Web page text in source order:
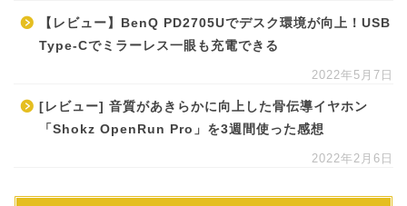
【レビュー】BenQ PD2705Uでデスク環境が向上！USB
Type-Cでミラーレス一眼も充電できる
2022年5月7日
[レビュー] 音質があきらかに向上した骨伝導イヤホン
「Shokz OpenRun Pro」を3週間使った感想
2022年2月6日